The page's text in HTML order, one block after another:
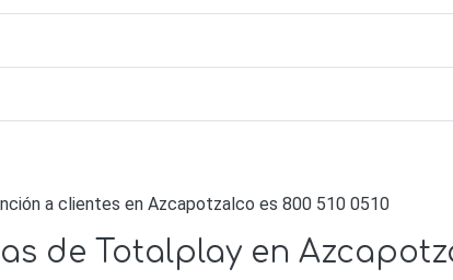
a clientes en Azcapotzalco es 800 510 0510
de Totalplay en